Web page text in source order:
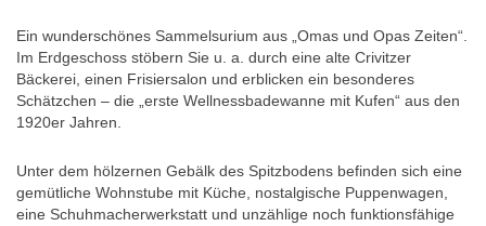
Ein wunderschönes Sammelsurium aus „Omas und Opas Zeiten“.
Im Erdgeschoss stöbern Sie u. a. durch eine alte Crivitzer
Bäckerei, einen Frisiersalon und erblicken ein besonderes
Schätzchen – die „erste Wellnessbadewanne mit Kufen“ aus den
1920er Jahren.
Unter dem hölzernen Gebälk des Spitzbodens befinden sich eine
gemütliche Wohnstube mit Küche, nostalgische Puppenwagen,
eine Schuhmacherwerkstatt und unzählige noch funktionsfähige